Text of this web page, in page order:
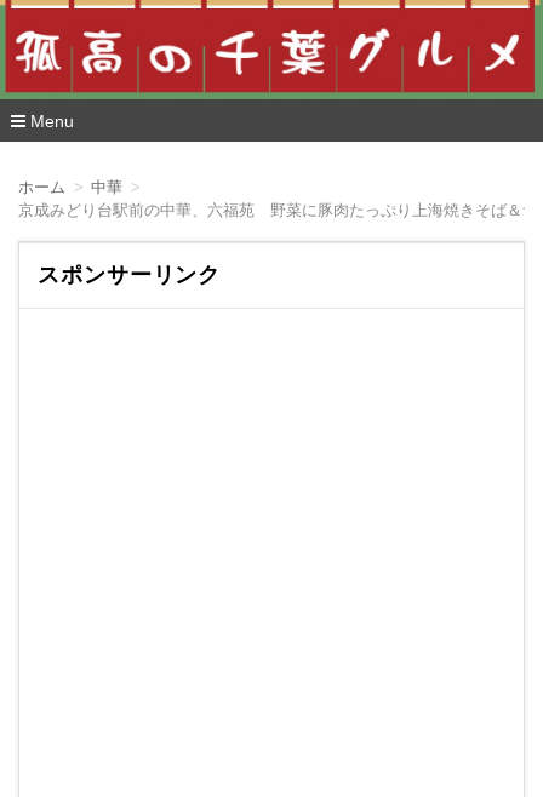
Menu
ホーム
中華
京成みどり台駅前の中華、六福苑 野菜に豚肉たっぷり上海焼きそば＆サ
スポンサーリンク